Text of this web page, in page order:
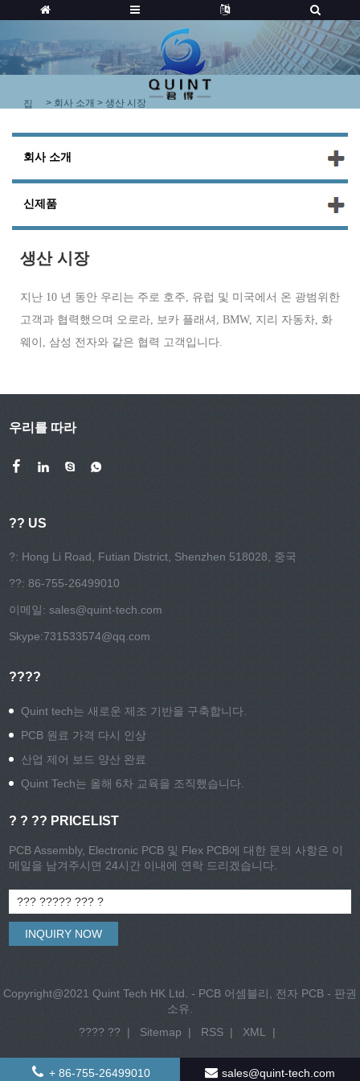
집 > 회사 소개 > 생산 시장
회사 소개
신제품
생산 시장
지난 10 년 동안 우리는 주로 호주, 유럽 및 미국에서 온 광범위한
고객과 협력했으며 오로라, 보카 플래셔, BMW, 지리 자동차, 화
웨이, 삼성 전자와 같은 협력 고객입니다.
우리를 따라
?? US
?: Hong Li Road, Futian District, Shenzhen 518028, 중국
??: 86-755-26499010
이메일:sales@quint-tech.com
Skype:731533574@qq.com
????
Quint tech는 새로운 제조 기반을 구축합니다.
PCB 원료 가격 다시 인상
산업 제어 보드 양산 완료
Quint Tech는 올해 6차 교육을 조직했습니다.
? ? ?? PRICELIST
PCB Assembly, Electronic PCB 및 Flex PCB에 대한 문의 사항은 이
메일을 남겨주시면 24시간 이내에 연락 드리겠습니다.
Copyright@2021 Quint Tech HK Ltd. - PCB 어셈블리, 전자 PCB - 판권
소유.
???? ?? | Sitemap | RSS| XML |
+ 86-755-26499010 sales@quint-tech.com